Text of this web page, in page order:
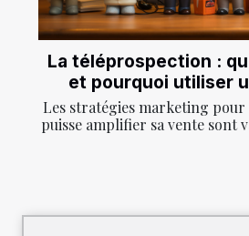
La téléprospection :
et pourquoi utiliser
Les stratégies marketing
puisse amplifier sa vente sont